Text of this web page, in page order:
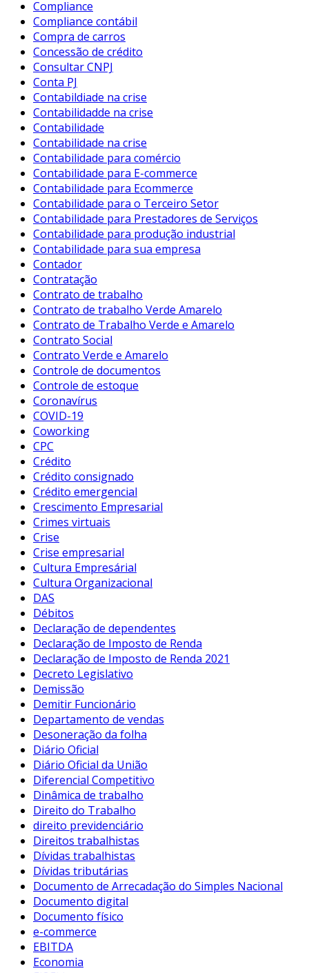
Compliance
Compliance contábil
Compra de carros
Concessão de crédito
Consultar CNPJ
Conta PJ
Contabildiade na crise
Contabilidadde na crise
Contabilidade
Contabilidade na crise
Contabilidade para comércio
Contabilidade para E-commerce
Contabilidade para Ecommerce
Contabilidade para o Terceiro Setor
Contabilidade para Prestadores de Serviços
Contabilidade para produção industrial
Contabilidade para sua empresa
Contador
Contratação
Contrato de trabalho
Contrato de trabalho Verde Amarelo
Contrato de Trabalho Verde e Amarelo
Contrato Social
Contrato Verde e Amarelo
Controle de documentos
Controle de estoque
Coronavírus
COVID-19
Coworking
CPC
Crédito
Crédito consignado
Crédito emergencial
Crescimento Empresarial
Crimes virtuais
Crise
Crise empresarial
Cultura Empresárial
Cultura Organizacional
DAS
Débitos
Declaração de dependentes
Declaração de Imposto de Renda
Declaração de Imposto de Renda 2021
Decreto Legislativo
Demissão
Demitir Funcionário
Departamento de vendas
Desoneração da folha
Diário Oficial
Diário Oficial da União
Diferencial Competitivo
Dinâmica de trabalho
Direito do Trabalho
direito previdenciário
Direitos trabalhistas
Dívidas trabalhistas
Dívidas tributárias
Documento de Arrecadação do Simples Nacional
Documento digital
Documento físico
e-commerce
EBITDA
Economia